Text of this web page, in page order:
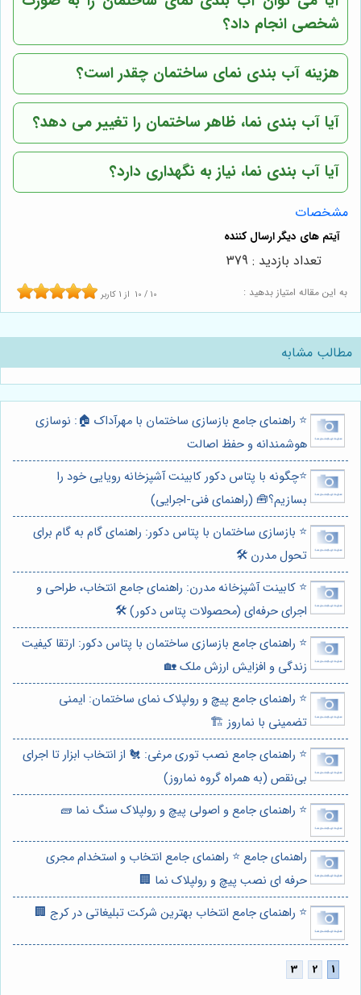
شخصی انجام داد؟
هزینه آب بندی نمای ساختمان چقدر است؟
آیا آب بندی نما، ظاهر ساختمان را تغییر می دهد؟
آیا آب بندی نما، نیاز به نگهداری دارد؟
مشخصات
به این مقاله امتیاز بدهید : 10 / 10 از 1 کاربر
تعداد بازدید : 379
مطالب مشابه
⭐️ راهنمای جامع بازسازی ساختمان با مهرآداک 🏠: نوسازی
هوشمندانه و حفظ اصالت
⭐️چگونه با پتاس دکور کابینت آشپزخانه رویایی خود را
بسازیم؟🧰 (راهنمای فنی-اجرایی)
⭐️ بازسازی ساختمان با پتاس دکور: راهنمای گام به گام برای
تحول مدرن 🛠️
⭐️ کابینت آشپزخانه مدرن: راهنمای جامع انتخاب، طراحی و
اجرای حرفه‌ای (محصولات پتاس دکور) 🛠️
⭐️ راهنمای جامع بازسازی ساختمان با پتاس دکور: ارتقا کیفیت
زندگی و افزایش ارزش ملک 🏡
⭐️ راهنمای جامع پیچ و رولپلاک نمای ساختمان: ایمنی
تضمینی با نماروز 🏗️
⭐️ راهنمای جامع نصب توری مرغی: 🐔 از انتخاب ابزار تا اجرای
بی‌نقص (به همراه گروه نماروز)
⭐️ راهنمای جامع و اصولی پیچ و رولپلاک سنگ نما 🧱
راهنمای جامع ⭐️ راهنمای جامع انتخاب و استخدام مجری
حرفه ای نصب پیچ و رولپلاک نما 🏢
⭐️ راهنمای جامع انتخاب بهترین شرکت تبلیغاتی در کرج 🏢